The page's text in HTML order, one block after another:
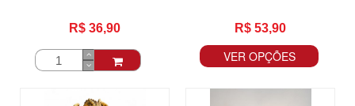
R$ 36,90 R$ 53,90
VER OPÇÕES